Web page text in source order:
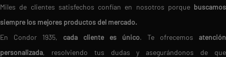
Miles de clientes satisfechos confían en nosotros porque buscamos
siempre los mejores productos del mercado.
En Condor 1935, cada cliente es único. Te ofrecemos atención
personalizada, resolviendo tus dudas y asegurándonos de que